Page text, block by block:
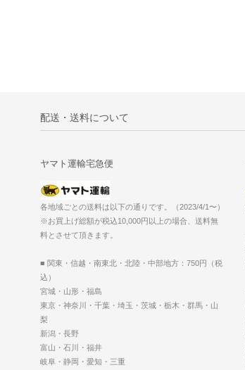
配送・送料について
ヤマト運輸宅急便
各地域ごとの送料は以下の通りです。（2023/4/1〜）
※お買上げ総額が税込10,000円以上の場合、送料無
料とさせて頂きます。
■ 関東・信越・南東北・北陸・中部地方：750円（税
込）
宮城・山形・福島
東京・神奈川・千葉・埼玉・茨城・栃木・群馬・山
梨
新潟・長野
富山・石川・福井
岐阜・静岡・愛知・三重